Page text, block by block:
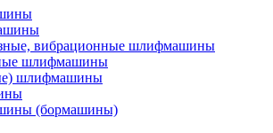
вибрационные шлифмашины
шлифмашины
шлифмашины
(бормашины)